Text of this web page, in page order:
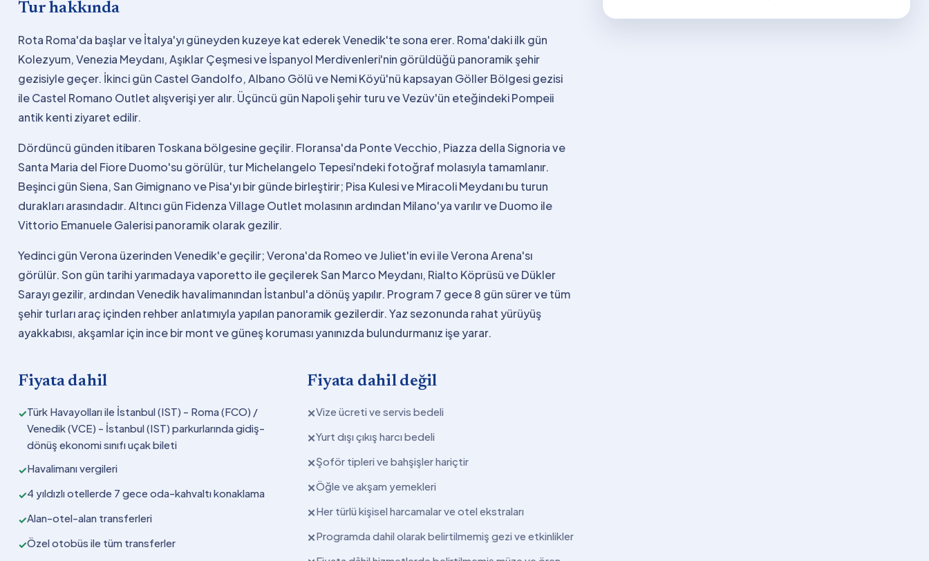
Tur hakkında
Rota Roma'da başlar ve İtalya'yı güneyden kuzeye kat ederek Venedik'te sona erer. Roma'daki ilk gün
Kolezyum, Venezia Meydanı, Aşıklar Çeşmesi ve İspanyol Merdivenleri'nin görüldüğü panoramik şehir
gezisiyle geçer. İkinci gün Castel Gandolfo, Albano Gölü ve Nemi Köyü'nü kapsayan Göller Bölgesi gezisi
ile Castel Romano Outlet alışverişi yer alır. Üçüncü gün Napoli şehir turu ve Vezüv'ün eteğindeki Pompeii
antik kenti ziyaret edilir.
Dördüncü günden itibaren Toskana bölgesine geçilir. Floransa'da Ponte Vecchio, Piazza della Signoria ve
Santa Maria del Fiore Duomo'su görülür, tur Michelangelo Tepesi'ndeki fotoğraf molasıyla tamamlanır.
Beşinci gün Siena, San Gimignano ve Pisa'yı bir günde birleştirir; Pisa Kulesi ve Miracoli Meydanı bu turun
durakları arasındadır. Altıncı gün Fidenza Village Outlet molasının ardından Milano'ya varılır ve Duomo ile
Vittorio Emanuele Galerisi panoramik olarak gezilir.
Yedinci gün Verona üzerinden Venedik'e geçilir; Verona'da Romeo ve Juliet'in evi ile Verona Arena'sı
görülür. Son gün tarihi yarımadaya vaporetto ile geçilerek San Marco Meydanı, Rialto Köprüsü ve Dükler
Sarayı gezilir, ardından Venedik havalimanından İstanbul'a dönüş yapılır. Program 7 gece 8 gün sürer ve tüm
şehir turları araç içinden rehber anlatımıyla yapılan panoramik gezilerdir. Yaz sezonunda rahat yürüyüş
ayakkabısı, akşamlar için ince bir mont ve güneş koruması yanınızda bulundurmanız işe yarar.
Fiyata dahil
✓Türk Havayolları ile İstanbul (IST) - Roma (FCO) /
Venedik (VCE) - İstanbul (IST) parkurlarında gidiş-
dönüş ekonomi sınıfı uçak bileti
✓Havalimanı vergileri
✓4 yıldızlı otellerde 7 gece oda-kahvaltı konaklama
✓Alan-otel-alan transferleri
✓Özel otobüs ile tüm transferler
Fiyata dahil değil
✕Vize ücreti ve servis bedeli
✕Yurt dışı çıkış harcı bedeli
✕Şoför tipleri ve bahşişler hariçtir
✕Öğle ve akşam yemekleri
✕Her türlü kişisel harcamalar ve otel ekstraları
✕Programda dahil olarak belirtilmemiş gezi ve etkinlikler